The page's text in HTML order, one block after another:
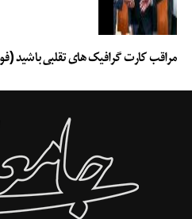
مراقب کارت گرافیک های تقلبی باشید